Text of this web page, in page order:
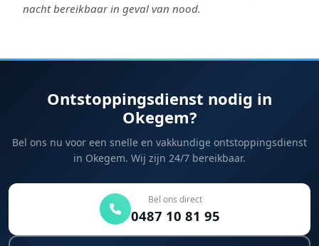
nacht bereikbaar in geval van nood.
Ontstoppingsdienst nodig in
Okegem?
Bel ons nu voor een snelle en vakkundige ontstoppingsdienst
in Okegem. Wij zijn 24/7 bereikbaar.
Bel ons direct
0487 10 81 95